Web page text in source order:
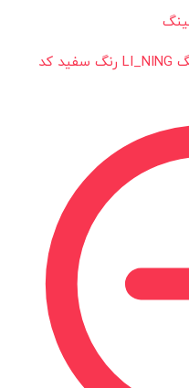
کفش و کتانی اسپرت مردانه لی نینگ LI_NING رنگ سفید کد